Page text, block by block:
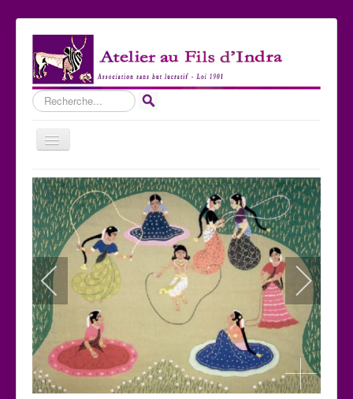
Rechercher
Basculer
la
Accueil
Qui sommes-nous ?
Les Expositions
Les toiles
Participer
Nous contacter
Sites amis